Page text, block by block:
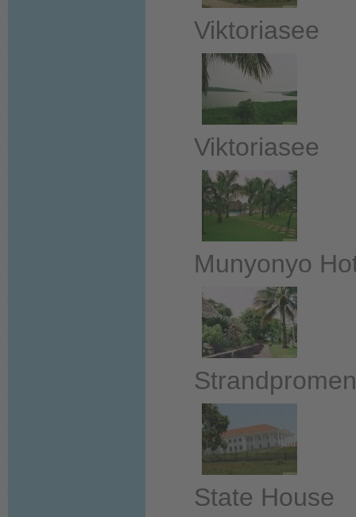
Viktoriasee
Viktoriasee
Munyonyo
State House